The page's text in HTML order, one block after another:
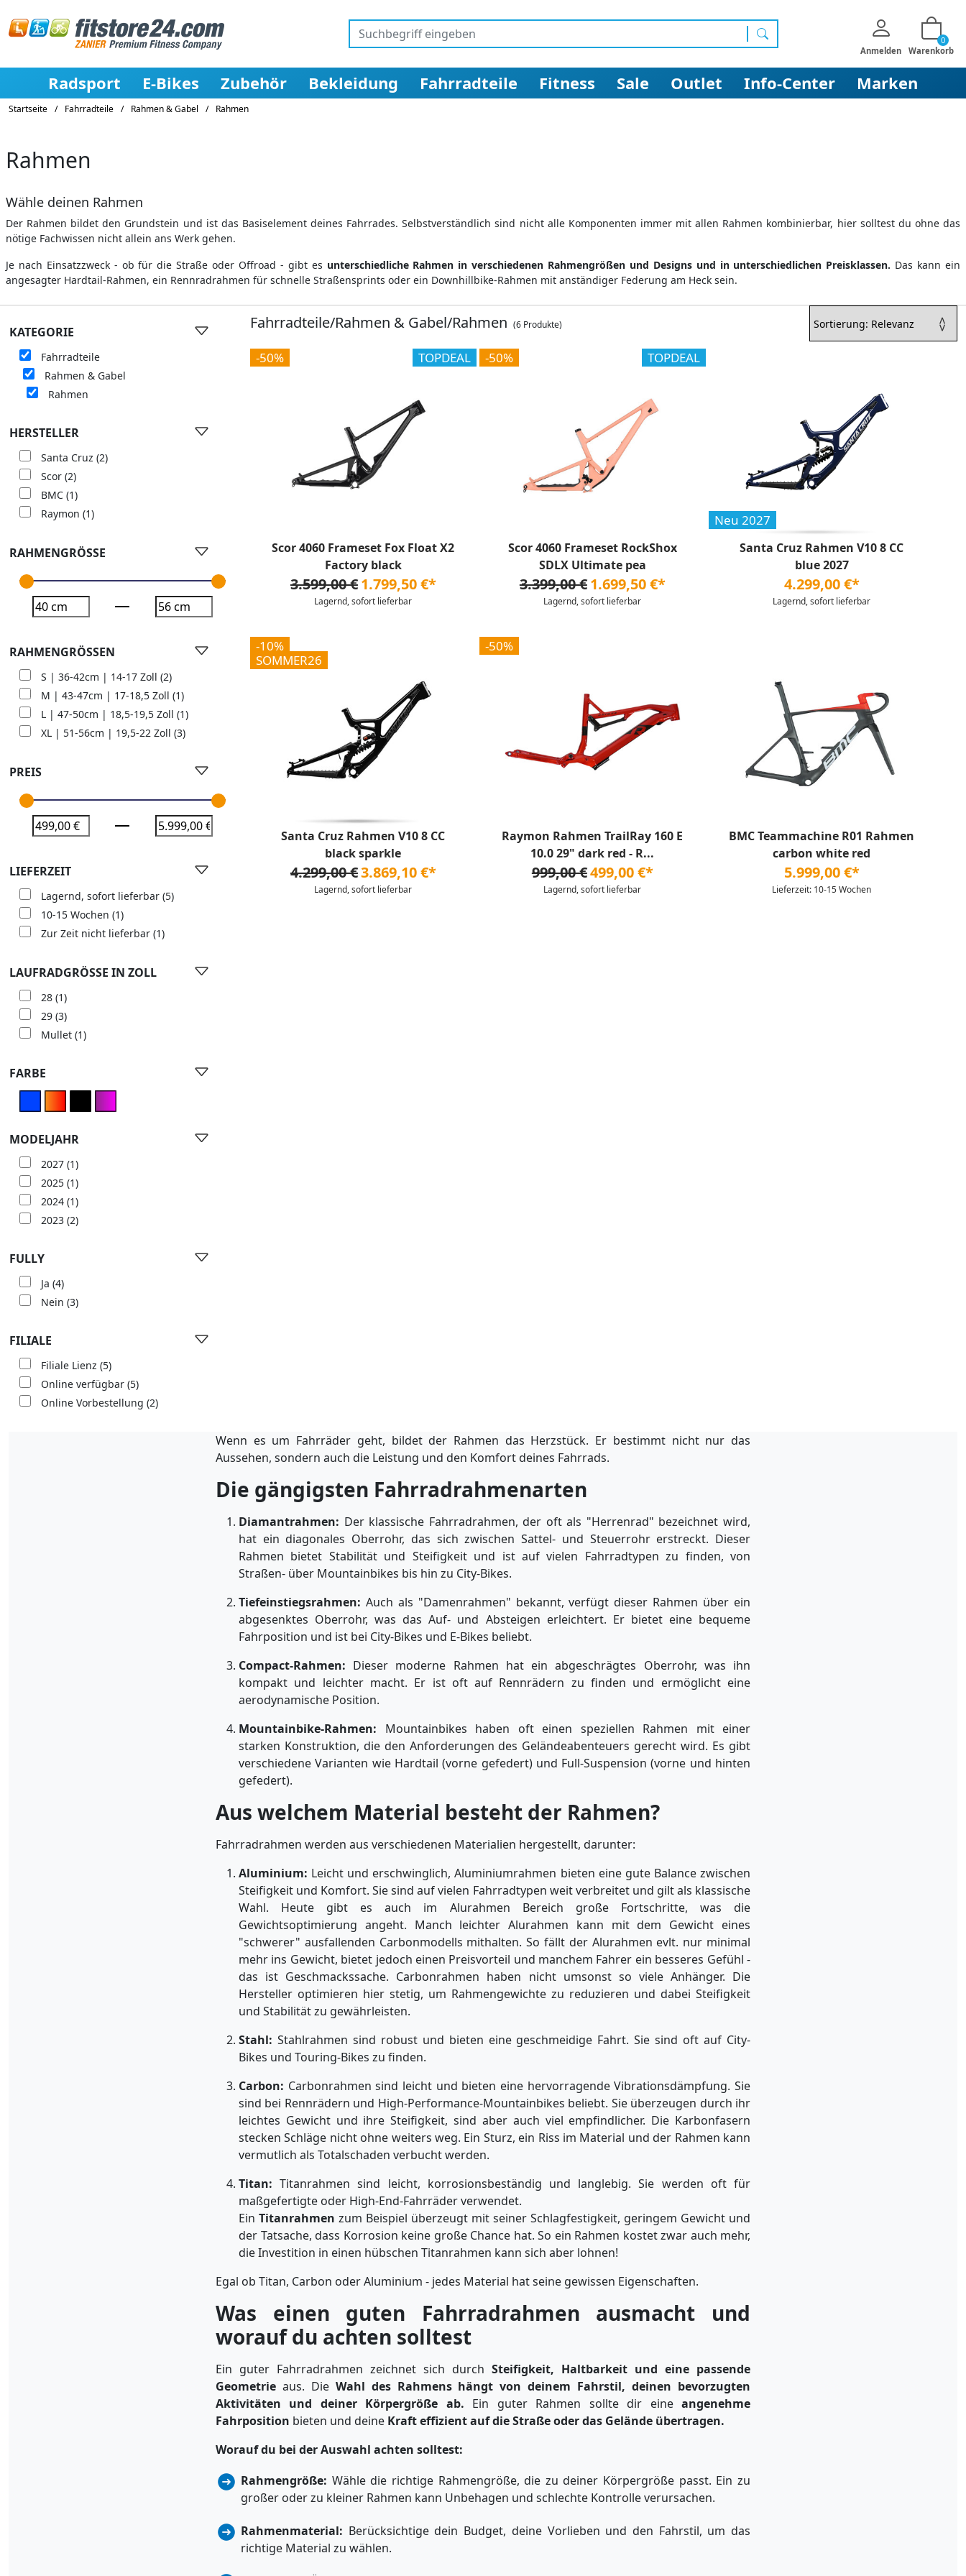
Suchen Anmelden Warenkorb
0
Radsport E-Bikes Zubehör Bekleidung Fahrradteile Fitness Sale Outlet Info-Center Marken
Startseite / Fahrradteile / Rahmen & Gabel / Rahmen
Rahmen
Wähle deinen Rahmen
Der Rahmen bildet den Grundstein und ist das Basiselement deines Fahrrades. Selbstverständlich sind nicht alle Komponenten immer mit allen Rahmen kombinierbar, hier solltest du ohne das
nötige Fachwissen nicht allein ans Werk gehen.
Je nach Einsatzzweck - ob für die Straße oder Offroad - gibt es unterschiedliche Rahmen in verschiedenen Rahmengrößen und Designs und in unterschiedlichen Preisklassen. Das kann ein
angesagter Hardtail-Rahmen, ein Rennradrahmen für schnelle Straßensprints oder ein Downhillbike-Rahmen mit anständiger Federung am Heck sein.
KATEGORIE
Fahrradteile
Rahmen & Gabel
Rahmen
HERSTELLER
Santa Cruz (2)
Scor (2)
BMC (1)
Raymon (1)
RAHMENGRÖSSE
RAHMENGRÖSSEN
S | 36-42cm | 14-17 Zoll (2)
M | 43-47cm | 17-18,5 Zoll (1)
L | 47-50cm | 18,5-19,5 Zoll (1)
XL | 51-56cm | 19,5-22 Zoll (3)
PREIS
LIEFERZEIT
Lagernd, sofort lieferbar (5)
10-15 Wochen (1)
Zur Zeit nicht lieferbar (1)
LAUFRADGRÖSSE IN ZOLL
28 (1)
29 (3)
Mullet (1)
FARBE
MODELJAHR
2027 (1)
2025 (1)
2024 (1)
2023 (2)
FULLY
Ja (4)
Nein (3)
FILIALE
Filiale Lienz (5)
Online verfügbar (5)
Online Vorbestellung (2)
Fahrradteile/Rahmen & Gabel/Rahmen (6 Produkte)
-50% TOPDEAL
Scor 4060 Frameset Fox Float X2
Factory black
3.599,00 €1.799,50 €*
Lagernd, sofort lieferbar
-50% TOPDEAL
Scor 4060 Frameset RockShox
SDLX Ultimate pea
3.399,00 €1.699,50 €*
Lagernd, sofort lieferbar
Neu 2027
Santa Cruz Rahmen V10 8 CC
blue 2027
4.299,00 €*
Lagernd, sofort lieferbar
-10%
SOMMER26
Santa Cruz Rahmen V10 8 CC
black sparkle
4.299,00 €3.869,10 €*
Lagernd, sofort lieferbar
-50%
Raymon Rahmen TrailRay 160 E
10.0 29" dark red - R...
999,00 €499,00 €*
Lagernd, sofort lieferbar
BMC Teammachine R01 Rahmen
carbon white red
5.999,00 €*
Lieferzeit: 10-15 Wochen
Wenn es um Fahrräder geht, bildet der Rahmen das Herzstück. Er bestimmt nicht nur das
Aussehen, sondern auch die Leistung und den Komfort deines Fahrrads.
Die gängigsten Fahrradrahmenarten
Diamantrahmen: Der klassische Fahrradrahmen, der oft als "Herrenrad" bezeichnet wird,
hat ein diagonales Oberrohr, das sich zwischen Sattel- und Steuerrohr erstreckt. Dieser
Rahmen bietet Stabilität und Steifigkeit und ist auf vielen Fahrradtypen zu finden, von
Straßen- über Mountainbikes bis hin zu City-Bikes.
Tiefeinstiegsrahmen: Auch als "Damenrahmen" bekannt, verfügt dieser Rahmen über ein
abgesenktes Oberrohr, was das Auf- und Absteigen erleichtert. Er bietet eine bequeme
Fahrposition und ist bei City-Bikes und E-Bikes beliebt.
Compact-Rahmen: Dieser moderne Rahmen hat ein abgeschrägtes Oberrohr, was ihn
kompakt und leichter macht. Er ist oft auf Rennrädern zu finden und ermöglicht eine
aerodynamische Position.
Mountainbike-Rahmen: Mountainbikes haben oft einen speziellen Rahmen mit einer
starken Konstruktion, die den Anforderungen des Geländeabenteuers gerecht wird. Es gibt
verschiedene Varianten wie Hardtail (vorne gefedert) und Full-Suspension (vorne und hinten
gefedert).
Aus welchem Material besteht der Rahmen?
Fahrradrahmen werden aus verschiedenen Materialien hergestellt, darunter:
Aluminium: Leicht und erschwinglich, Aluminiumrahmen bieten eine gute Balance zwischen
Steifigkeit und Komfort. Sie sind auf vielen Fahrradtypen weit verbreitet und gilt als klassische
Wahl. Heute gibt es auch im Alurahmen Bereich große Fortschritte, was die
Gewichtsoptimierung angeht. Manch leichter Alurahmen kann mit dem Gewicht eines
"schwerer" ausfallenden Carbonmodells mithalten. So fällt der Alurahmen evlt. nur minimal
mehr ins Gewicht, bietet jedoch einen Preisvorteil und manchem Fahrer ein besseres Gefühl -
das ist Geschmackssache. Carbonrahmen haben nicht umsonst so viele Anhänger. Die
Hersteller optimieren hier stetig, um Rahmengewichte zu reduzieren und dabei Steifigkeit
und Stabilität zu gewährleisten.
Stahl: Stahlrahmen sind robust und bieten eine geschmeidige Fahrt. Sie sind oft auf City-
Bikes und Touring-Bikes zu finden.
Carbon: Carbonrahmen sind leicht und bieten eine hervorragende Vibrationsdämpfung. Sie
sind bei Rennrädern und High-Performance-Mountainbikes beliebt. Sie überzeugen durch ihr
leichtes Gewicht und ihre Steifigkeit, sind aber auch viel empfindlicher. Die Karbonfasern
stecken Schläge nicht ohne weiters weg. Ein Sturz, ein Riss im Material und der Rahmen kann
vermutlich als Totalschaden verbucht werden.
Titan: Titanrahmen sind leicht, korrosionsbeständig und langlebig. Sie werden oft für
maßgefertigte oder High-End-Fahrräder verwendet.
Ein Titanrahmen zum Beispiel überzeugt mit seiner Schlagfestigkeit, geringem Gewicht und
der Tatsache, dass Korrosion keine große Chance hat. So ein Rahmen kostet zwar auch mehr,
die Investition in einen hübschen Titanrahmen kann sich aber lohnen!
Egal ob Titan, Carbon oder Aluminium - jedes Material hat seine gewissen Eigenschaften.
Was einen guten Fahrradrahmen ausmacht und
worauf du achten solltest
Ein guter Fahrradrahmen zeichnet sich durch Steifigkeit, Haltbarkeit und eine passende
Geometrie aus. Die Wahl des Rahmens hängt von deinem Fahrstil, deinen bevorzugten
Aktivitäten und deiner Körpergröße ab. Ein guter Rahmen sollte dir eineangenehme
Fahrposition bieten und deine Kraft effizient auf die Straße oder das Gelände übertragen.
Worauf du bei der Auswahl achten solltest:
Rahmengröße: Wähle die richtige Rahmengröße, die zu deiner Körpergröße passt. Ein zu
großer oder zu kleiner Rahmen kann Unbehagen und schlechte Kontrolle verursachen.
Rahmenmaterial: Berücksichtige dein Budget, deine Vorlieben und den Fahrstil, um das
richtige Material zu wählen.